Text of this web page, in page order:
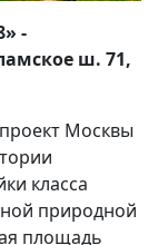
-
ш. 71,
Москвы
класса
природной
площадь